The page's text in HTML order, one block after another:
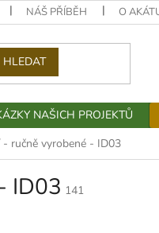
NÁŠ PŘÍBĚH O
HLEDAT
NAŠICH PROJEKTŮ
ručně vyrobené - ID03
ID03 141